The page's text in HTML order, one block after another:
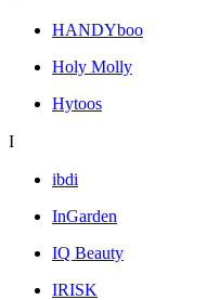
HANDYboo
Holy Molly
Hytoos
I
ibdi
InGarden
IQ Beauty
IRISK